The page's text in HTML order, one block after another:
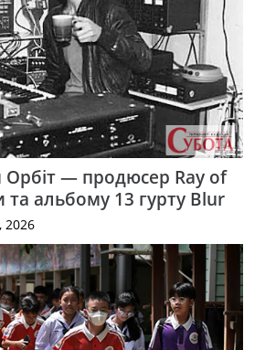
— продюсер Ray of
альбому 13 гурту Blur
2026